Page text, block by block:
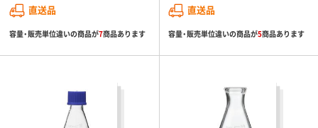
直送品
容量・販売単位違いの商品が7商品あります
直送品
容量・販売単位違いの商品が5商品あります